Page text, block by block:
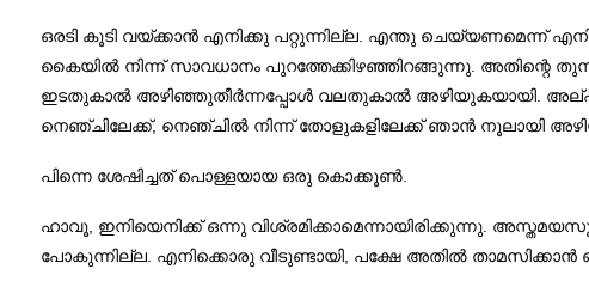
ഒരടി കൂടി വയ്ക്കാൻ എനിക്കു പറ്റുന്നില്ല. എന്തു ചെയ്യണമെന്ന്
കൈയിൽ നിന്ന് സാവധാനം പുറത്തേക്കിഴഞ്ഞിറങ്ങുന്നു. അതിന്റെ
ഇടതുകാൽ അഴിഞ്ഞുതീർന്നപ്പോൾ വലതുകാൽ അഴിയുകയായി.
നെഞ്ചിലേക്ക്, നെഞ്ചിൽ നിന്ന് തോളുകളിലേക്ക് ഞാൻ
പിന്നെ ശേഷിച്ചത് പൊള്ളയായ ഒരു കൊക്കൂൺ.
ഹാവൂ, ഇനിയെനിക്ക് ഒന്നു വിശ്രമിക്കാമെന്നായിരിക്കുന്നു.
പോകുന്നില്ല. എനിക്കൊരു വീടുണ്ടായി, പക്ഷേ അതിൽ താമസിക്കാൻ